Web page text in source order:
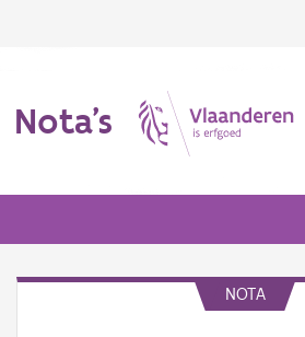
Nota's
NOTA